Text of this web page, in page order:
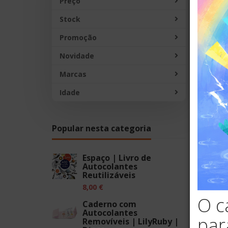
Stock
Promoção
Novidade
Marcas
Idade
Popular nesta categoria
Espaço | Livro de
Autocolantes
Reutilizáveis
8,00 €
Caderno com
Autocolantes
Removíveis | LilyRuby |
O